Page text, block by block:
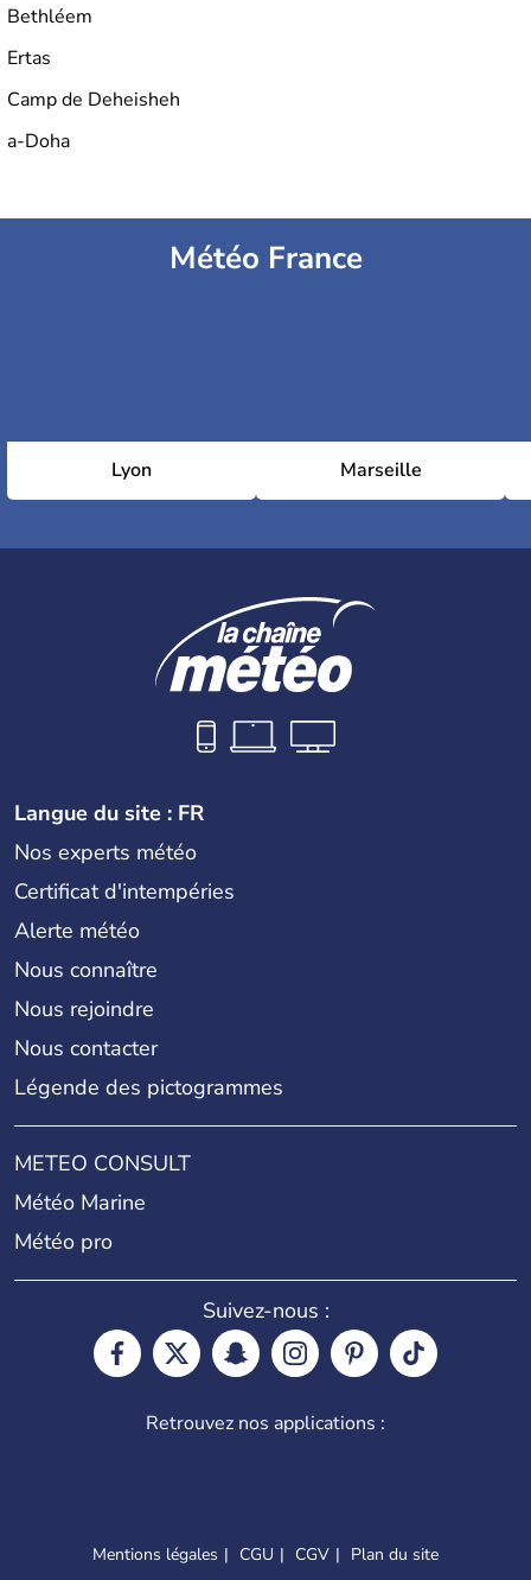
Bethléem
Ertas
Camp de Deheisheh
a-Doha
Météo France
Lyon Marseille
Langue du site : FR
Nos experts météo
Certificat d'intempéries
Alerte météo
Nous connaître
Nous rejoindre
Nous contacter
Légende des pictogrammes
METEO CONSULT
Météo Marine
Météo pro
Suivez-nous :
Retrouvez nos applications :
Mentions légales CGU CGV
Plan du site